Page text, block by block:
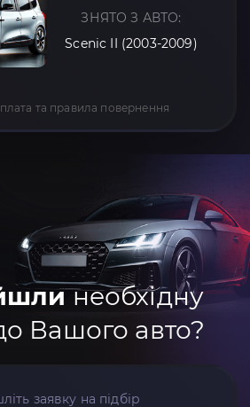
ЗНЯТО З АВТО:
Scenic II (2003-2009)
та правила повернення
необхідну
Вашого авто?
заявку на підбір